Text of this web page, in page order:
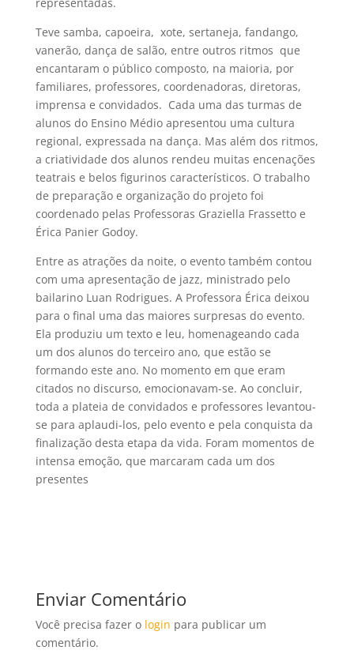
Teve samba, capoeira, xote, sertaneja, fandango,
vanerão, dança de salão, entre outros ritmos que
encantaram o público composto, na maioria, por
familiares, professores, coordenadoras, diretoras,
imprensa e convidados. Cada uma das turmas de
alunos do Ensino Médio apresentou uma cultura
regional, expressada na dança. Mas além dos ritmos,
a criatividade dos alunos rendeu muitas encenações
teatrais e belos figurinos característicos. O trabalho
de preparação e organização do projeto foi
coordenado pelas Professoras Graziella Frassetto e
Érica Panier Godoy.
Entre as atrações da noite, o evento também contou
com uma apresentação de jazz, ministrado pelo
bailarino Luan Rodrigues. A Professora Érica deixou
para o final uma das maiores surpresas do evento.
Ela produziu um texto e leu, homenageando cada
um dos alunos do terceiro ano, que estão se
formando este ano. No momento em que eram
citados no discurso, emocionavam-se. Ao concluir,
toda a plateia de convidados e professores levantou-
se para aplaudi-los, pelo evento e pela conquista da
finalização desta etapa da vida. Foram momentos de
intensa emoção, que marcaram cada um dos
presentes
Enviar Comentário
Você precisa fazer o login para publicar um
comentário.